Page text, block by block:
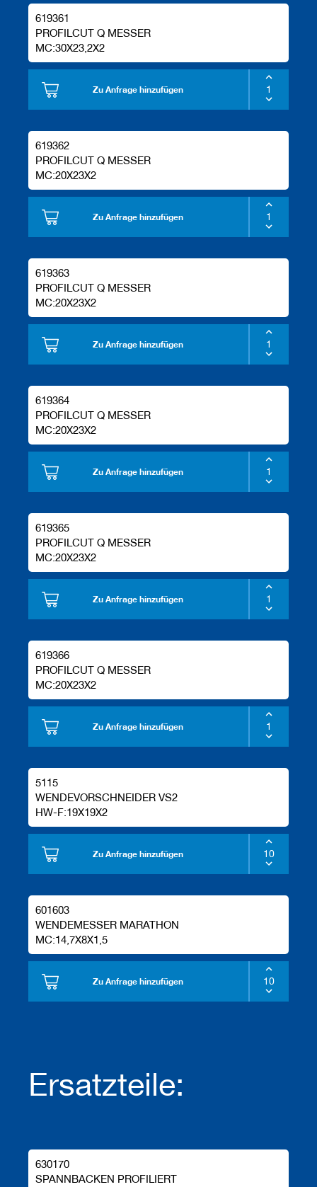
619361
PROFILCUT Q MESSER
MC:30X23,2X2
Zu Anfrage hinzufügen
619362
PROFILCUT Q MESSER
MC:20X23X2
Zu Anfrage hinzufügen
619363
PROFILCUT Q MESSER
MC:20X23X2
Zu Anfrage hinzufügen
619364
PROFILCUT Q MESSER
MC:20X23X2
Zu Anfrage hinzufügen
619365
PROFILCUT Q MESSER
MC:20X23X2
Zu Anfrage hinzufügen
619366
PROFILCUT Q MESSER
MC:20X23X2
Zu Anfrage hinzufügen
5115
WENDEVORSCHNEIDER VS2
HW-F:19X19X2
Zu Anfrage hinzufügen
601603
WENDEMESSER MARATHON
MC:14,7X8X1,5
Zu Anfrage hinzufügen
Ersatzteile:
630170
SPANNBACKEN PROFILIERT